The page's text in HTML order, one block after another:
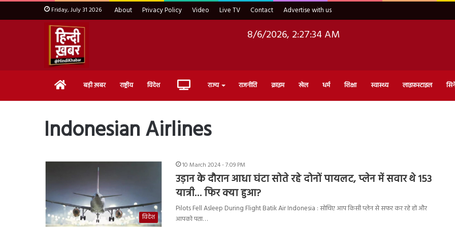
Friday, July 31 2026 About Privacy Policy Video Live TV Contact Advertise with us
8/6/2026, 2:27:35 AM
Home बड़ी ख़बर राष्ट्रीय विदेश Live राज्य राजनीति क्राइम खेल धर्म शिक्षा स्वास्थ्य लाइफ़स्टाइल
Indonesian Airlines
विदेश
10 March 2024 - 7:09 PM
उड़ान के दौरान आधा घंटा सोते रहे दोनों पायलट, प्लेन में सवार थे 153
यात्री… फिर क्या हुआ?
Pilots Fell Asleep During Flight Batik Air Indonesia : सोचिए आप किसी प्लेन से सफर कर रहे हों और
आपको पता…